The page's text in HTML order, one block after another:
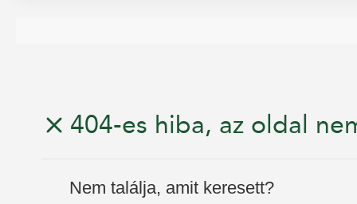
404-es hiba, az oldal
Nem találja, amit keresett?